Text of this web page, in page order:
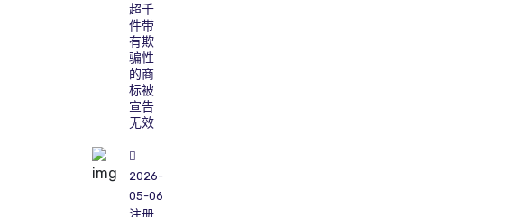
超千
件带
有欺
骗性
的商
标被
宣告
无效
2026-
05-06